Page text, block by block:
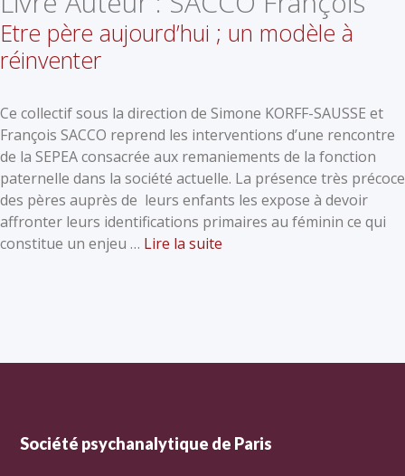
Etre père aujourd’hui ; un modèle à
réinventer
Ce collectif sous la direction de Simone KORFF-SAUSSE et
François SACCO reprend les interventions d’une rencontre
de la SEPEA consacrée aux remaniements de la fonction
paternelle dans la société actuelle. La présence très précoce
des pères auprès de leurs enfants les expose à devoir
affronter leurs identifications primaires au féminin ce qui
constitue un enjeu … Lire la suite
Société psychanalytique de Paris